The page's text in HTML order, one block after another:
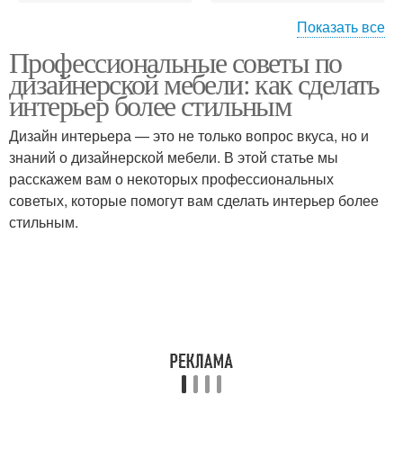
Глянцевая кухня Акриловые фасады
Кухня с глянцевыми и
Показать все
Профессиональные советы по
дизайнерской мебели: как сделать
интерьер более стильным
Дизайн интерьера — это не только вопрос вкуса, но и
знаний о дизайнерской мебели. В этой статье мы
расскажем вам о некоторых профессиональных
советых, которые помогут вам сделать интерьер более
стильным.